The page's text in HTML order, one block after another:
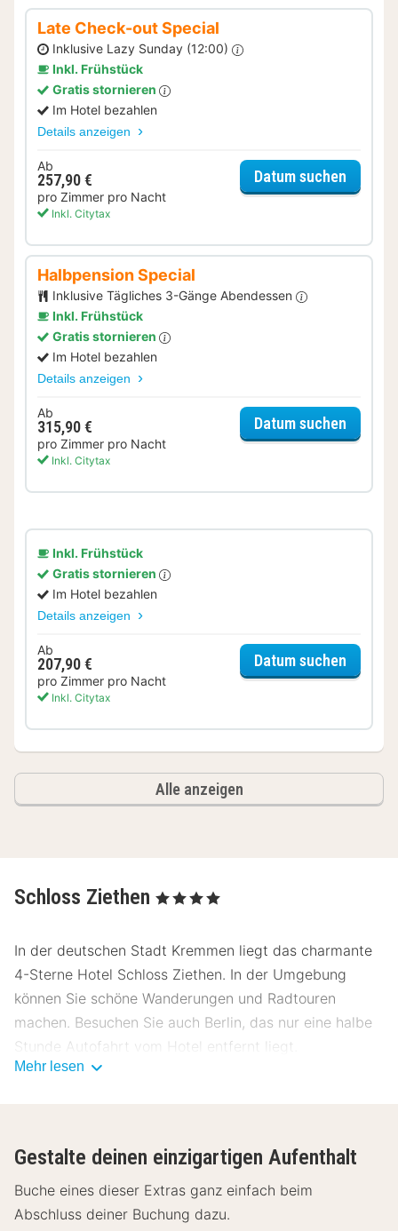
Late Check-out Special
Inklusive Lazy Sunday (12:00)
Inkl. Frühstück
Gratis stornieren
Im Hotel bezahlen
Details anzeigen
Ab
257,90 €
pro Zimmer pro Nacht
Inkl. Citytax
Datum suchen
Halbpension Special
Inklusive Tägliches 3-Gänge Abendessen
Inkl. Frühstück
Gratis stornieren
Im Hotel bezahlen
Details anzeigen
Ab
315,90 €
pro Zimmer pro Nacht
Inkl. Citytax
Datum suchen
Inkl. Frühstück
Gratis stornieren
Im Hotel bezahlen
Details anzeigen
Ab
207,90 €
pro Zimmer pro Nacht
Inkl. Citytax
Datum suchen
Alle anzeigen
Schloss Ziethen , 4 Sterne
In der deutschen Stadt Kremmen liegt das charmante
4-Sterne Hotel Schloss Ziethen. In der Umgebung
können Sie schöne Wanderungen und Radtouren
machen. Besuchen Sie auch Berlin, das nur eine halbe
Stunde Autofahrt vom Hotel entfernt liegt.
können Sie kostenfrei das WLAN benutzen und Sie
haben Kaffee- und Teekocher am Zimmer. Am Morgen
können Sie ein köstliches Frühstücksbuffet genießen.
Mehr lesen
Gestalte deinen einzigartigen Aufenthalt
Buche eines dieser Extras ganz einfach beim
Abschluss deiner Buchung dazu.